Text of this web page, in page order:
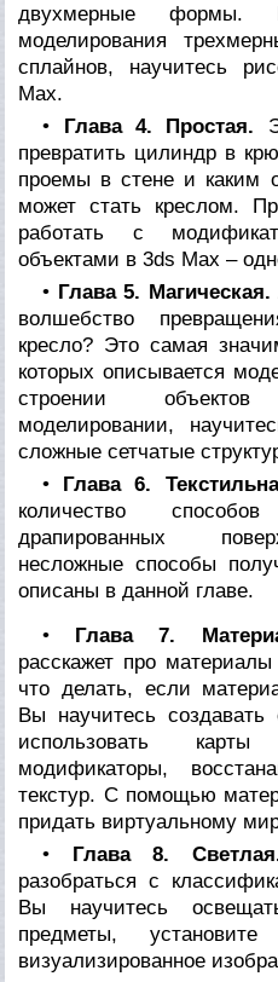
двухмерные формы.
моделирования
сплайнов, научитесь
Max.
• Глава 4. Простая.
превратить цилиндр в
проемы в стене и каким
может стать креслом.
работать с
объектами в 3ds Max –
• Глава 5. Магическая.
волшебство
кресло? Это самая
которых описывается
строении
моделировании,
сложные сетчатые
• Глава 6.
количество
драпированных
несложные способы
описаны в данной главе.
• Глава 7.
расскажет про
что делать, если
Вы научитесь создавать
использовать
модификаторы,
текстур. С помощью
придать виртуальному
• Глава 8.
разобраться с
Вы научитесь
предметы,
визуализированное